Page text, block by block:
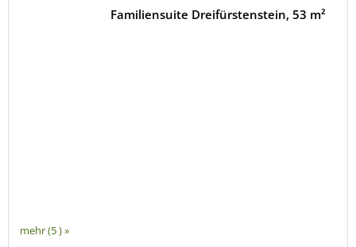
mehr (5 ) »
Familiensuite Dreifürstenstein, 53 m²